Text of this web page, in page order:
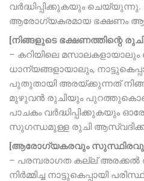
വർദ്ധിപ്പിക്കുകയും
ആരോഗ്യകരമായ ഭക്ഷണം
[നിങ്ങളുടെ ഭക്ഷണത്തിന്റെ രുചി
– കറിയിലെ
ധാന്യങ്ങളായാലും,
പുതുതായി അരയ്ക്കുന്നത്
മുഴുവൻ രുചിയും
പാചകം വർദ്ധിപ്പിക്കുകയും
സുഗന്ധമുള്ള രുചി
[ആരോഗ്യകരവും
– പരമ്പരാഗത കല്ല് അരക്കൽ
നിർമ്മിച്ച നാട്ടുകെപ്പായി